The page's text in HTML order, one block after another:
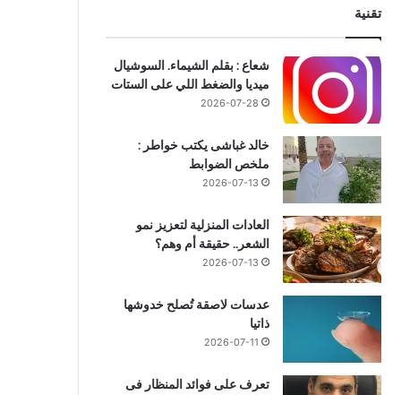
تقنية
شعاع : بقلم الشيماء. السوشيال
ميديا والضغط اللي على الستات
2026-07-28
خالد غباشى يكتب خواطر :
ملخص الضوابط
2026-07-13
العادات المنزلية لتعزيز نمو
الشعر.. حقيقة أم وهم؟
2026-07-13
عدسات لاصقة تُصلح خدوشها
ذاتيا
2026-07-11
تعرف على فوائد المنظار فى